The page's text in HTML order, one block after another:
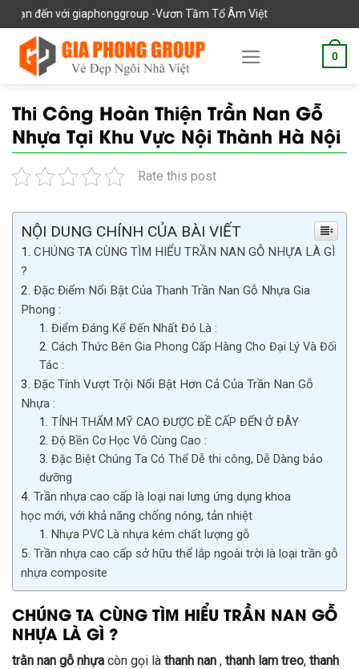
Skip
to
content
-Vươn Tầm Tổ Âm Việt
0
Thi Công Hoàn Thiện Trần Nan Gỗ
Nhựa Tại Khu Vực Nội Thành Hà Nội
Rate this post
NỘI DUNG CHÍNH CỦA BÀI VIẾT
CHÚNG TA CÙNG TÌM HIỂU TRẦN NAN GỖ NHỰA LÀ GÌ
?
Đặc Điểm Nổi Bật Của Thanh Trần Nan Gỗ Nhựa Gia
Phong :
Điểm Đáng Kể Đến Nhất Đó Là :
Cách Thức Bên Gia Phong Cấp Hàng Cho Đại Lý Và Đối
Tác :
Đặc Tính Vượt Trội Nổi Bật Hơn Cả Của Trần Nan Gỗ
Nhựa :
TÍNH THẨM MỸ CAO ĐƯỢC ĐỀ CẤP ĐẾN Ở ĐÂY
Độ Bền Cơ Học Vô Cùng Cao :
Đặc Biệt Chúng Ta Có Thể Dễ thi công, Dễ Dàng bảo
dưỡng
Trần nhựa cao cấp là loại nai lưng ứng dụng khoa
học mới, với khả năng chống nóng, tản nhiệt
Nhựa PVC Là nhựa kém chất lượng gỗ
Trần nhựa cao cấp sở hữu thể lắp ngoài trời là loại trần gỗ
nhựa composite
CHÚNG TA CÙNG TÌM HIỂU TRẦN NAN GỖ
NHỰA LÀ GÌ ?
trằn nan gỗ nhựa còn gọi là thanh nan , thanh lam treo, thanh